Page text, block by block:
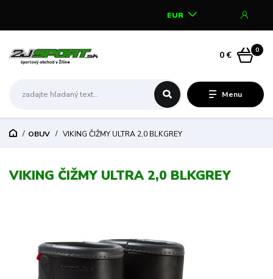
Menu
EUR
0
0 €
OBUV VIKING ČIŽMY ULTRA 2,0 BLKGREY
VIKING ČIŽMY ULTRA 2,0 BLKGREY